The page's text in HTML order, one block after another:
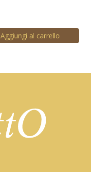
Aggiungi al carrello